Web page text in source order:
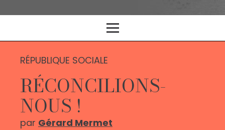
RÉPUBLIQUE SOCIALE
RÉCONCILIONS-
NOUS !
par Gérard Mermet